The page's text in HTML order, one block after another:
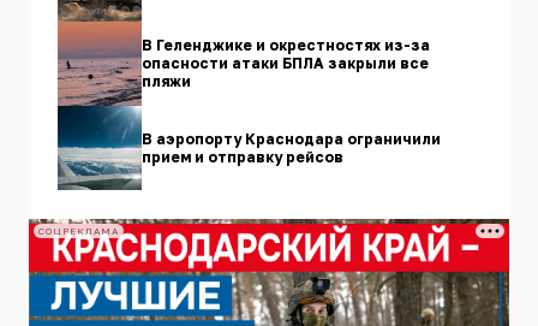
В Геленджике и окрестностях из-за
опасности атаки БПЛА закрыли все
пляжи
В аэропорту Краснодара ограничили
прием и отправку рейсов
СОЦРЕКЛАМА